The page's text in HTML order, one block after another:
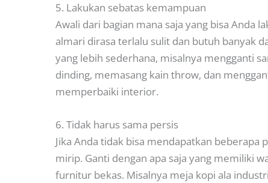
5. Lakukan sebatas kemampuan
Awali dari bagian mana saja yang bisa Anda
almari dirasa terlalu sulit dan butuh banyak
yang lebih sederhana, misalnya mengganti
dinding, memasang kain throw, dan
memperbaiki interior.
6. Tidak harus sama persis
Jika Anda tidak bisa mendapatkan beberapa
mirip. Ganti dengan apa saja yang memiliki
furnitur bekas. Misalnya meja kopi ala